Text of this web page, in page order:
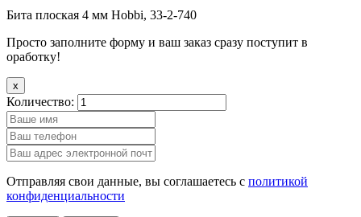
Бита плоская 4 мм Hobbi, 33-2-740
Просто заполните форму и ваш заказ сразу поступит в
оработку!
x
Количество:
Отправляя свои данные, вы соглашаетесь с политикой
конфиденциальности